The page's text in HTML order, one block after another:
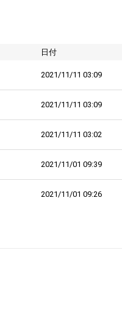
日付
2021/11/11 03:09
2021/11/11 03:09
2021/11/11 03:02
2021/11/01 09:39
2021/11/01 09:26